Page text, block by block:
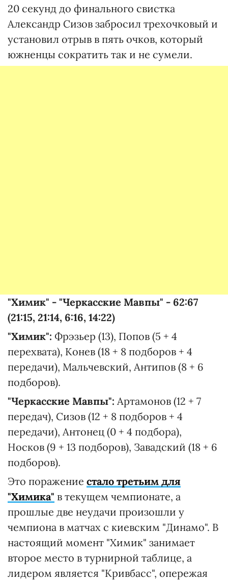
20 секунд до финального свистка
Александр Сизов забросил трехочковый и
установил отрыв в пять очков, который
южненцы сократить так и не сумели.
"Химик" - "Черкасские Мавпы" - 62:67
(21:15, 21:14, 6:16, 14:22)
"Химик": Фрэзьер (13), Попов (5 + 4
перехвата), Конев (18 + 8 подборов + 4
передачи), Мальчевский, Антипов (8 + 6
подборов).
"Черкасские Мавпы": Артамонов (12 + 7
передач), Сизов (12 + 8 подборов + 4
передачи), Антонец (0 + 4 подбора),
Носков (9 + 13 подборов), Завадский (18 + 6
подборов).
Это поражение стало третьим для
"Химика" в текущем чемпионате, а
прошлые две неудачи произошли у
чемпиона в матчах с киевским "Динамо". В
настоящий момент "Химик" занимает
второе место в турнирной таблице, а
лидером является "Кривбасс", опережая